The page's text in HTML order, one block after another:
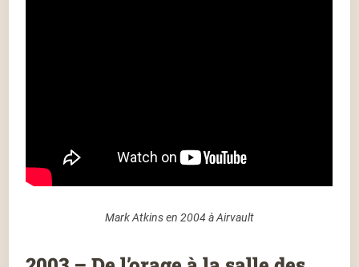
Mark Atkins en 2004 à Airvault